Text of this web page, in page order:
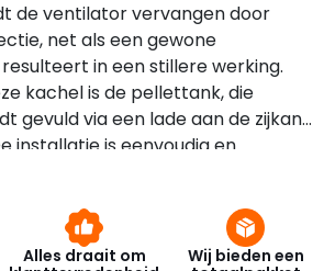
de ventilator vervangen door
net als een gewone
in een stillere werking.
kachel is de pellettank, die
gevuld via een lade aan de zijkant
installatie is eenvoudig en
voor zowel een boven- als
waarbij de verbrandingslucht
rechtstreeks in de pellet kachel
Alles draait om
Wij bieden een